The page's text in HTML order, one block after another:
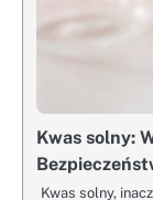
Kwas solny:
Kwas solny,